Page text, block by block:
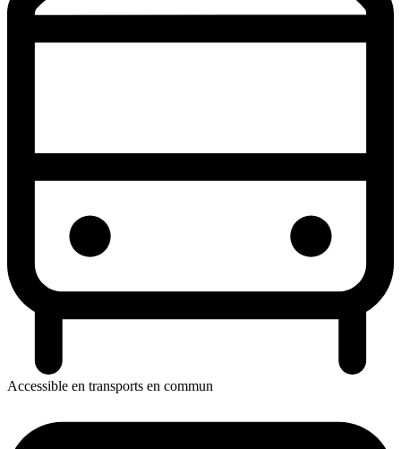
Accessible en transports en commun